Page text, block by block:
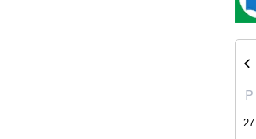
<
P
27